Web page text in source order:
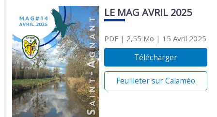
LE MAG AVRIL 2025
PDF| 2,55 Mo | 15 Avril 2025
Télécharger
Feuilleter sur Calaméo